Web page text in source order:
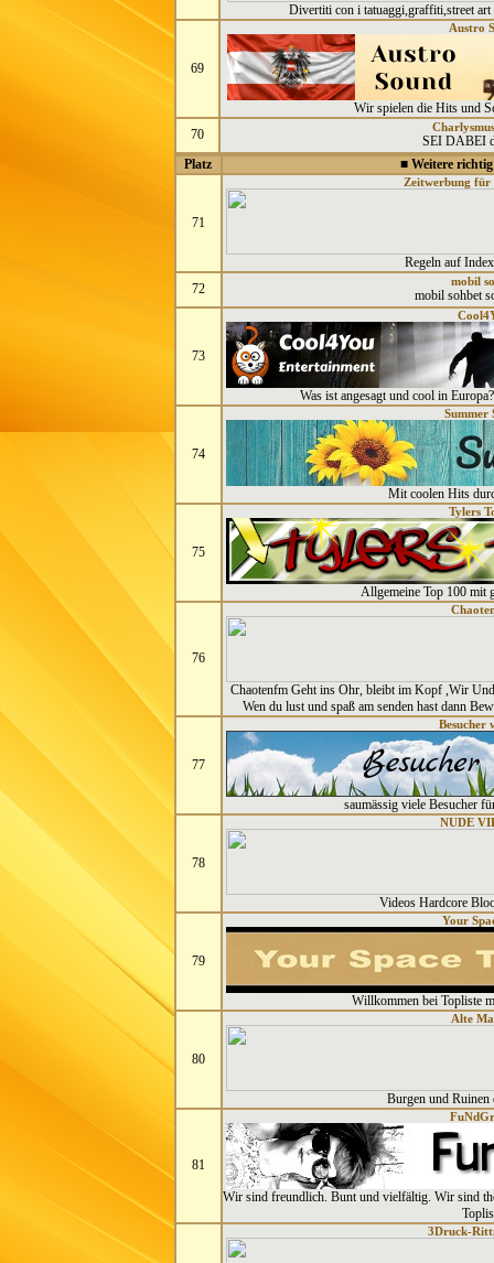
Divertiti con i tatuaggi,graffiti,street
69
Austro
Wir spielen die Hits und
70
SEI DABEI
Platz
■ Weitere
71
Zeitwerbung für
Regeln auf
72
mobil
mobil sohbet
73
Was ist angesagt und cool in
74
Summer
Mit coolen Hits
75
Tylers
Allgemeine Top 100 mit
76
Chaotenfm Geht ins Ohr, bleibt im Kopf ,Wir
Wen du lust und spaß am senden hast dann
77
Besucher
saumässig viele Besucher
78
NUDE
Videos Hardcore
79
Your
Willkommen bei Topliste
80
Alte
Burgen und Ruinen
81
Wir sind freundlich. Bunt und vielfältig. Wir sind
3Druck-